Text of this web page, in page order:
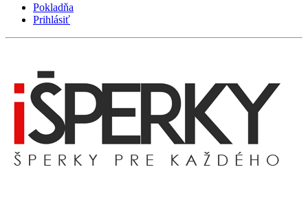
Pokladňa
Prihlásiť